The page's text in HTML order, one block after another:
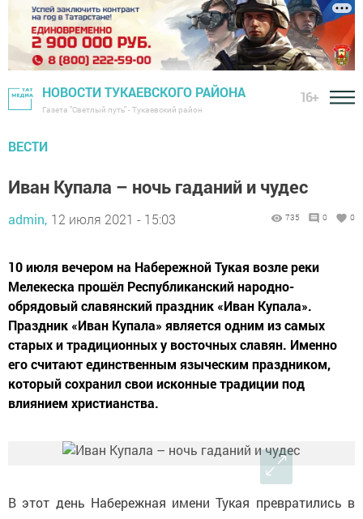
НОВОСТИ ТУКАЕВСКОГО РАЙОНА
Газета "Светлый путь" - Тукаевский район
16+
ВЕСТИ
Иван Купала – ночь гаданий и чудес
admin, 12 июля 2021 - 15:03 735 0 0
10 июля вечером на Набережной Тукая возле реки
Мелекеска прошёл Республиканский народно-
обрядовый славянский праздник «Иван Купала».
Праздник «Иван Купала» является одним из самых
старых и традиционных у восточных славян. Именно
его считают единственным языческим праздником,
который сохранил свои исконные традиции под
влиянием христианства.
В этот день Набережная имени Тукая превратились в